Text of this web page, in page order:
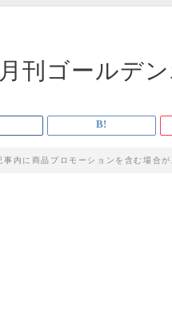
月刊ゴールデ
事内に商品プロモーションを含む場合